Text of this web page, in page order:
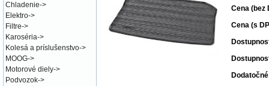
Cena (bez
Cena (s
Chladenie->
Elektro->
Filtre->
Karoséria->
Kolesá a príslušenstvo->
MOOG->
Motorové diely->
Podvozok->